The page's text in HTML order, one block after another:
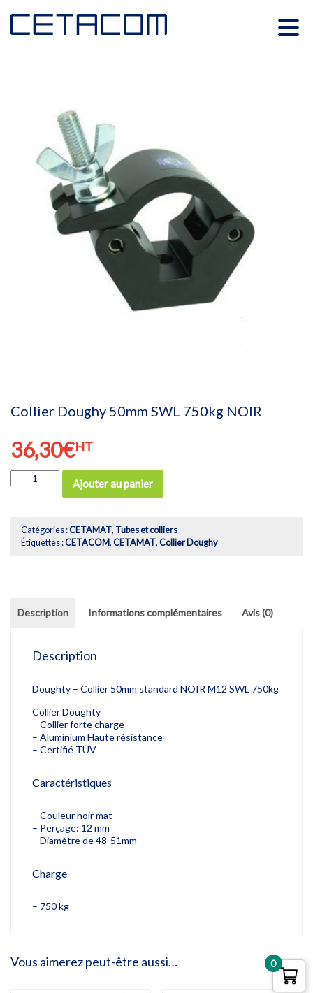
Collier Doughy 50mm SWL 750kg NOIR
36,30€HT
quantité
de
50mm
SWL
Ajouter au panier
Catégories :CETAMAT, Tubes et colliers
Étiquettes :CETACOM, CETAMAT, Collier Doughy
Description Informations complémentaires Avis (0)
Description
Doughty – Collier 50mm standard NOIR M12 SWL 750kg
Collier Doughty
– Collier forte charge
– Aluminium Haute résistance
– Certifié TÜV
Caractéristiques
– Couleur noir mat
– Perçage: 12 mm
– Diamètre de 48-51mm
Charge
– 750 kg
Vous aimerez peut-être aussi… 0